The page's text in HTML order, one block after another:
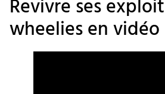
Revivre ses
wheelies en vidéo